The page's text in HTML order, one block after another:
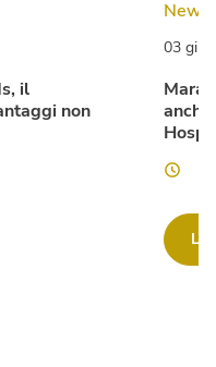
il
non
News
03